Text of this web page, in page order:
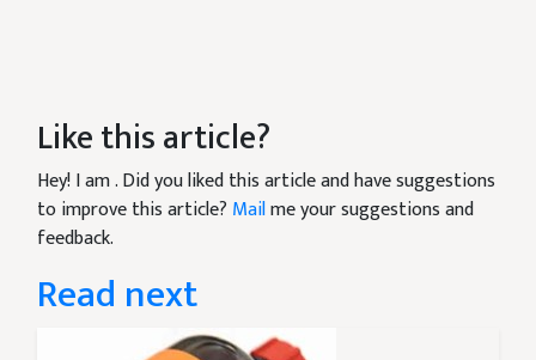
Like this article?
Hey! I am. Did you liked this article and have suggestions
to improve this article? Mailme your suggestions and
feedback.
Read next